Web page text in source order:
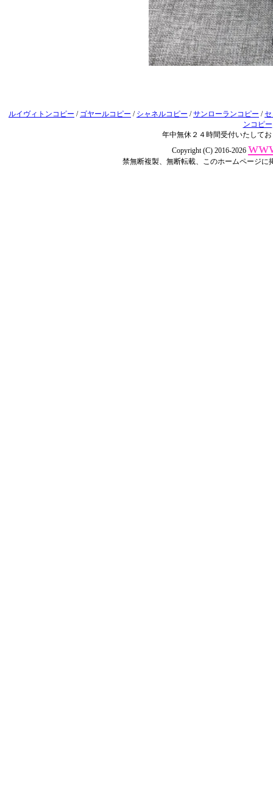
ルイヴィトンコピー / ゴヤールコピー / シャネルコピー /サンローランコピー /
ンコピー
年中無休２４時間受付いたして
Copyright (C) 2016-2026
禁無断複製、無断転載、このホームページ